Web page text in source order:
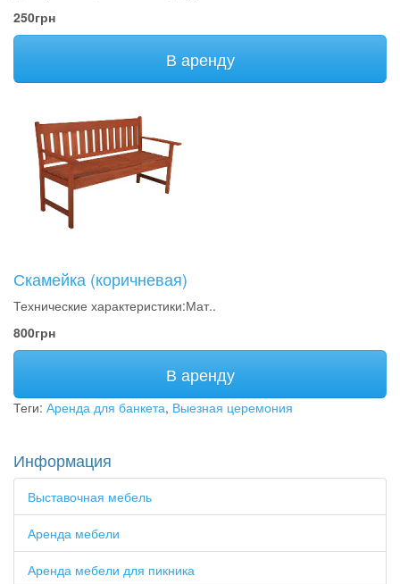
250грн
В аренду
Скамейка (коричневая)
Технические характеристики:Мат..
800грн
В аренду
Теги: Аренда для банкета, Выезная церемония
Информация
Выставочная мебель
Аренда мебели
Аренда мебели для пикника